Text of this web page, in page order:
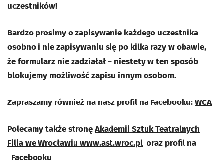
uczestników!
Bardzo prosimy o zapisywanie każdego uczestnika
osobno i nie zapisywaniu się po kilka razy w obawie,
że formularz nie zadziałał – niestety w ten sposób
blokujemy możliwość zapisu innym osobom.
Zapraszamy również na nasz profil na Facebooku:WCA
Polecamy także stronęAkademii SztukTeatralnych
Filia we Wrocławiu www.ast.wroc.pl oraz profil na
Facebooku